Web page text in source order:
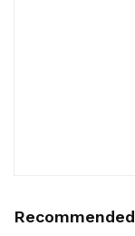
Recommended